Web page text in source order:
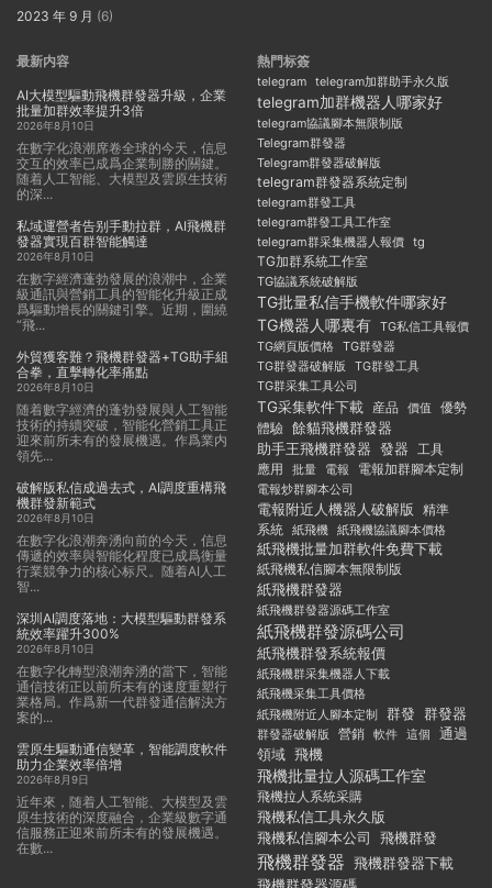
2023 年 9 月 (6)
最新内容
AI大模型驅動飛機群發器升級，企業
批量加群效率提升3倍
2026年8月10日
在數字化浪潮席卷全球的今天，信息
交互的效率已成爲企業制勝的關鍵。
随着人工智能、大模型及雲原生技術
的深...
私域運營者告别手動拉群，AI飛機群
發器實現百群智能觸達
2026年8月10日
在數字經濟蓬勃發展的浪潮中，企業
級通訊與營銷工具的智能化升級正成
爲驅動增長的關鍵引擎。近期，圍繞
“飛...
外貿獲客難？飛機群發器+TG助手組
合拳，直擊轉化率痛點
2026年8月10日
随着數字經濟的蓬勃發展與人工智能
技術的持續突破，智能化營銷工具正
迎來前所未有的發展機遇。作爲業内
領先...
破解版私信成過去式，AI調度重構飛
機群發新範式
2026年8月10日
在數字化浪潮奔湧向前的今天，信息
傳遞的效率與智能化程度已成爲衡量
行業競争力的核心标尺。随着AI人工
智...
深圳AI調度落地：大模型驅動群發系
統效率躍升300%
2026年8月10日
在數字化轉型浪潮奔湧的當下，智能
通信技術正以前所未有的速度重塑行
業格局。作爲新一代群發通信解決方
案的...
雲原生驅動通信變革，智能調度軟件
助力企業效率倍增
2026年8月9日
近年來，随着人工智能、大模型及雲
原生技術的深度融合，企業級數字通
信服務正迎來前所未有的發展機遇。
在數...
熱門标簽
telegram telegram加群助手永久版
telegram加群機器人哪家好
telegram協議腳本無限制版
Telegram群發器
Telegram群發器破解版
telegram群發器系統定制
telegram群發工具
telegram群發工具工作室
telegram群采集機器人報價 tg
TG加群系統工作室
TG協議系統破解版
TG批量私信手機軟件哪家好
TG機器人哪裏有 TG私信工具報價
TG網頁版價格
TG群發器
TG群發器破解版
TG群發工具
TG群采集工具公司
TG采集軟件下載 産品 價值 優勢
體驗 餘貓飛機群發器
助手王飛機群發器 發器 工具
應用
批量 電報 電報加群腳本定制
電報炒群腳本公司
電報附近人機器人破解版 精準
系統 紙飛機 紙飛機協議腳本價格
紙飛機批量加群軟件免費下載
紙飛機私信腳本無限制版
紙飛機群發器
紙飛機群發器源碼工作室
紙飛機群發源碼公司
紙飛機群發系統報價
紙飛機群采集機器人下載
紙飛機采集工具價格
紙飛機附近人腳本定制
群發 群發器
群發器破解版 營銷 軟件 這個
通過
領域 飛機
飛機批量拉人源碼工作室
飛機拉人系統采購
飛機私信工具永久版
飛機私信腳本公司
飛機群發
飛機群發器 飛機群發器下載